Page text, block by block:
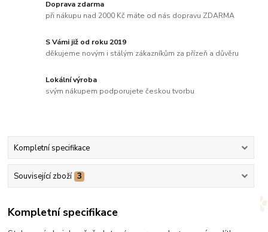
Doprava zdarma
při nákupu nad 2000 Kč máte od nás dopravu ZDARMA
S Vámi již od roku 2019
děkujeme novým i stálým zákazníkům za přízeň a důvěru
Lokální výroba
svým nákupem podporujete českou tvorbu
Kompletní specifikace
Související zboží 3
Kompletní specifikace